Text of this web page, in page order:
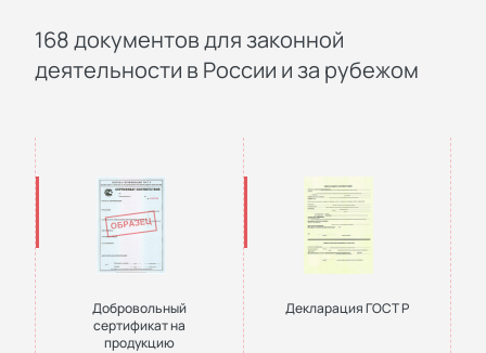
168 документов для законной
деятельности в России и за рубежом
Добровольный
сертификат на
продукцию
Декларация ГОСТ Р